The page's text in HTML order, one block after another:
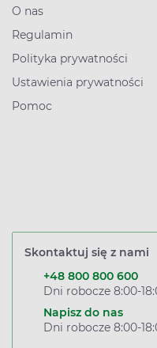
O nas
Regulamin
Polityka prywatności
Ustawienia prywatności
Pomoc
Skontaktuj się z nami
+48 800 800 600
Dni robocze 8:00-
Napisz do nas
Dni robocze 8:00-